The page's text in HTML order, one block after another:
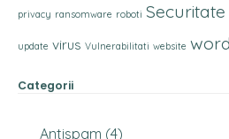
privacy ransomware roboti Securitate
update virus Vulnerabilitati website
Categorii
Antispam (4)